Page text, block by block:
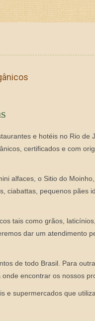
e hotéis no Rio de
certificados e com
alfaces, o Sitio do
ciabattas, pequenos pães
tais como grãos,
dar um atendimento
de todo Brasil. Para
onde encontrar os nossos
e supermercados que